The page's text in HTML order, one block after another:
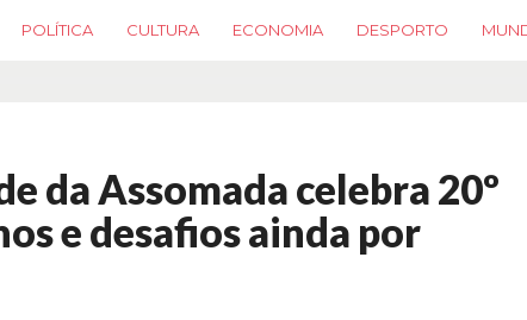
POLÍTICA CULTURA ECONOMIA DESPORTO
da Assomada celebra 20º
e desafios ainda por